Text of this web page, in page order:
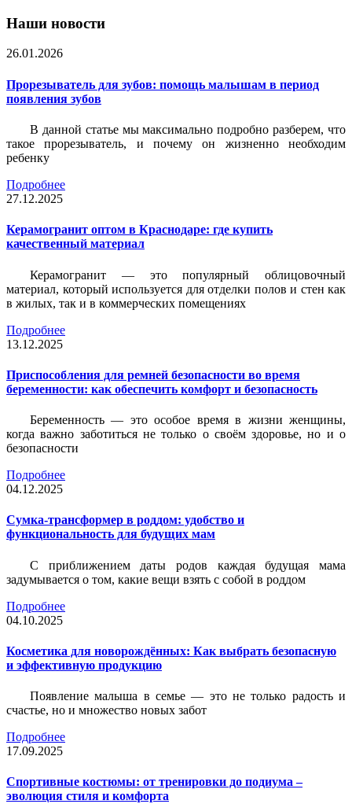
Наши новости
26.01.2026
Прорезыватель для зубов: помощь малышам в период
появления зубов
В данной статье мы максимально подробно разберем, что
такое прорезыватель, и почему он жизненно необходим
ребенку
Подробнее
27.12.2025
Керамогранит оптом в Краснодаре: где купить
качественный материал
Керамогранит — это популярный облицовочный
материал, который используется для отделки полов и стен как
в жилых, так и в коммерческих помещениях
Подробнее
13.12.2025
Приспособления для ремней безопасности во время
беременности: как обеспечить комфорт и безопасность
Беременность — это особое время в жизни женщины,
когда важно заботиться не только о своём здоровье, но и о
безопасности
Подробнее
04.12.2025
Сумка-трансформер в роддом: удобство и
функциональность для будущих мам
С приближением даты родов каждая будущая мама
задумывается о том, какие вещи взять с собой в роддом
Подробнее
04.10.2025
Косметика для новорождённых: Как выбрать безопасную
и эффективную продукцию
Появление малыша в семье — это не только радость и
счастье, но и множество новых забот
Подробнее
17.09.2025
Спортивные костюмы: от тренировки до подиума –
эволюция стиля и комфорта